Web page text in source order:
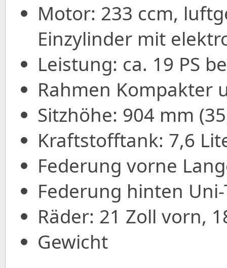
Motor: 233 ccm,
Einzylinder mit
Leistung: ca. 19 PS
Rahmen Kompakter
Sitzhöhe: 904 mm
Kraftstofftank: 7,6
Federung vorne
Federung hinten
Räder: 21 Zoll vorn,
Gewicht